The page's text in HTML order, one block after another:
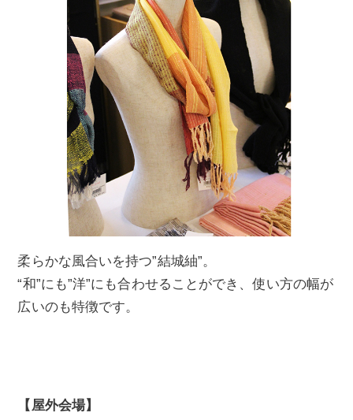
柔らかな風合いを持つ”結城紬”。
“和”にも”洋”にも合わせることができ、使い方の幅が
広いのも特徴です。
【屋外会場】